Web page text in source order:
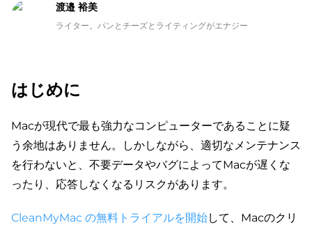
渡邉 裕美
ライター。パンとチーズとライティングがエナジー
はじめに
Macが現代で最も強力なコンピューターであることに疑
う余地はありません。しかしながら、適切なメンテナンス
を行わないと、不要データやバグによってMacが遅くな
ったり、応答しなくなるリスクがあります。
CleanMyMac の無料トライアルを開始して、Macのクリ